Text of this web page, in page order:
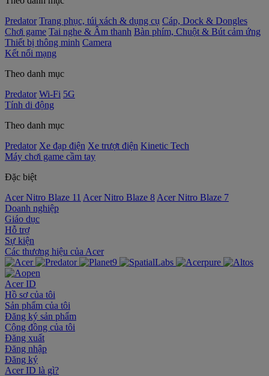
Predator Trang phục, túi xách & dụng cụ Cáp, Dock & Dongles
Chơi game Tai nghe & Âm thanh Bàn phím, Chuột & Bút cảm ứng
Thiết bị thông minh Camera
Kết nối mạng
Theo danh mục
Predator Wi-Fi 5G
Tính di động
Theo danh mục
Predator Xe đạp điện Xe trượt điện Kinetic Tech
Máy chơi game cầm tay
Đặc biệt
Acer Nitro Blaze 11 Acer Nitro Blaze 8 Acer Nitro Blaze 7
Doanh nghiệp
Giáo dục
Hỗ trợ
Sự kiện
‌Các thương hiệu của Acer
Acer ID
Hồ sơ của tôi
Sản phẩm của tôi
Đăng ký sản phẩm
Cộng đồng của tôi
Đăng xuất
Đăng nhập
Đăng ký
Acer ID là gì?